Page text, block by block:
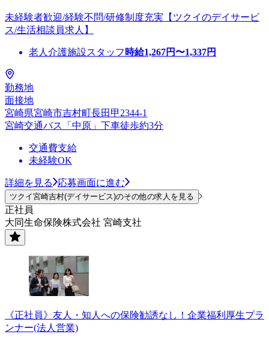
未経験者歓迎/経験不問/研修制度充実【ツクイのデイサービ
ス/生活相談員求人】
老人介護施設スタッフ 時給1,267円〜1,337円
勤務地
面接地
宮崎県宮崎市吉村町長田甲2344-1
宮崎交通バス「中原」下車徒歩約3分
交通費支給
未経験OK
詳細を見る 応募画面に進む
ツクイ宮崎吉村(デイサービス)のその他の求人を見る
正社員
大同生命保険株式会社 宮崎支社
《正社員》友人・知人への保険勧誘なし！企業福利厚生プラ
ンナー(法人営業)